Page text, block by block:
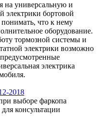
на универсальную и
электрики бортовой
что к нему
оборудование.
тормозной системы и
электрики возможно
предусмотренные
электрика
2018
выборе фаркопа
консультации